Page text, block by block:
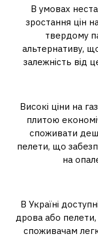
В умовах
зростання цін
твердому
альтернативу,
залежність від
Високі ціни на
плитою
споживати
пелети, що
на
В Україні
дрова або
споживачам